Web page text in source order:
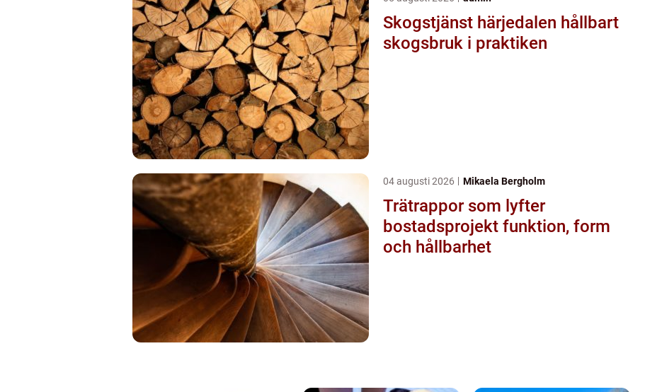
Skogstjänst härjedalen hållbart
skogsbruk i praktiken
04 augusti 2026 Mikaela Bergholm
Trätrappor som lyfter
bostadsprojekt funktion, form
och hållbarhet